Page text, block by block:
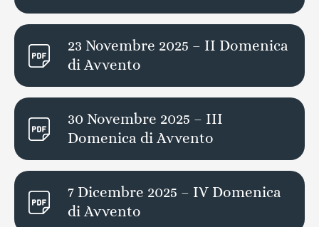
23 Novembre 2025 – II Domenica
di Avvento
30 Novembre 2025 – III
Domenica di Avvento
7 Dicembre 2025 – IV Domenica
di Avvento